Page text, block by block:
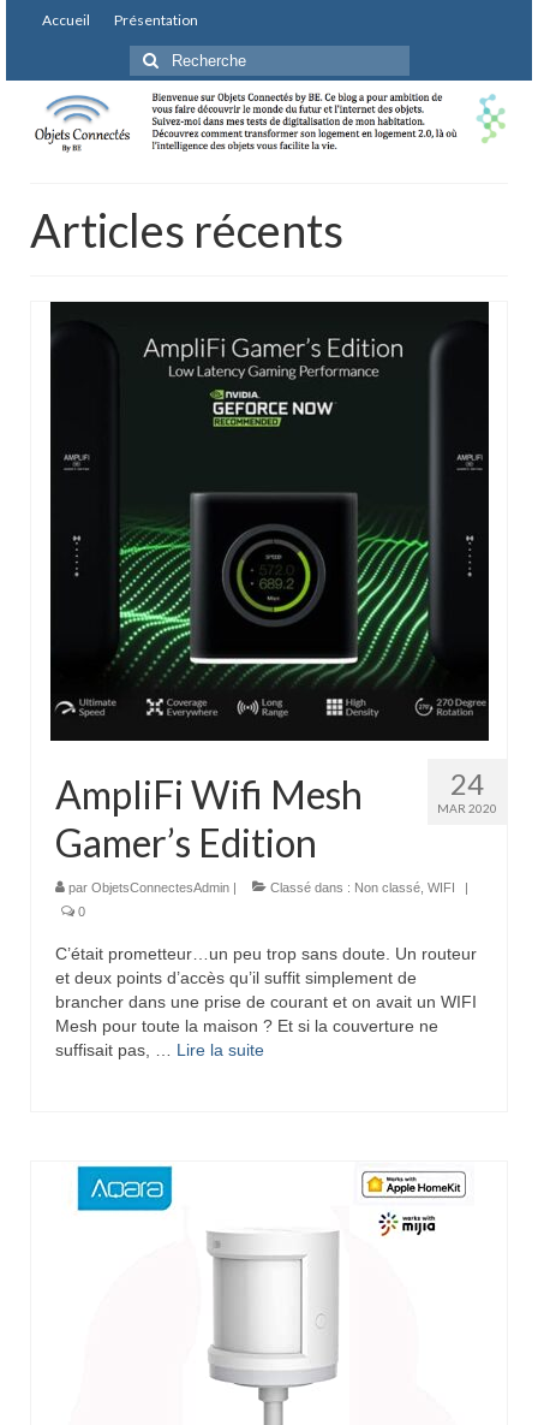
Accueil Présentation
Rechercher
:
Articles récents
24
MAR 2020
AmpliFi Wifi Mesh
Gamer’s Edition
par ObjetsConnectesAdmin | Classé dans : Non classé WIFI
|
0
C’était prometteur…un peu trop sans doute. Un routeur
et deux points d’accès qu’il suffit simplement de
brancher dans une prise de courant et on avait un WIFI
Mesh pour toute la maison ? Et si la couverture ne
suffisait pas, … Lire la suite­­